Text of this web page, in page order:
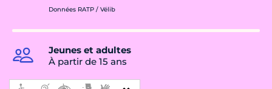
Données RATP / Vélib
Jeunes et adultes
À partir de 15 ans